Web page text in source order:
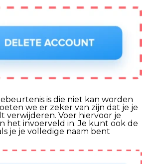
is die niet kan worden
we er zeker van zijn dat je je
verwijderen. Voer hiervoor je
het invoerveld in. Je kunt ook de
je je volledige naam bent